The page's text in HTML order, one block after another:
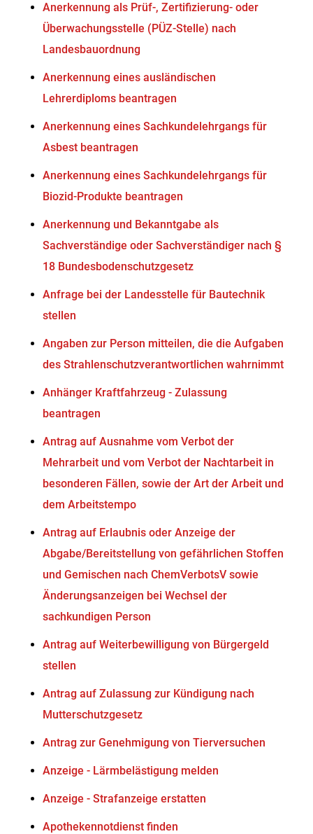
Anerkennung als Prüf-, Zertifizierung- oder
Überwachungsstelle (PÜZ-Stelle) nach
Landesbauordnung
Anerkennung eines ausländischen
Lehrerdiploms beantragen
Anerkennung eines Sachkundelehrgangs für
Asbest beantragen
Anerkennung eines Sachkundelehrgangs für
Biozid-Produkte beantragen
Anerkennung und Bekanntgabe als
Sachverständige oder Sachverständiger nach §
18 Bundesbodenschutzgesetz
Anfrage bei der Landesstelle für Bautechnik
stellen
Angaben zur Person mitteilen, die die Aufgaben
des Strahlenschutzverantwortlichen wahrnimmt
Anhänger Kraftfahrzeug - Zulassung
beantragen
Antrag auf Ausnahme vom Verbot der
Mehrarbeit und vom Verbot der Nachtarbeit in
besonderen Fällen, sowie der Art der Arbeit und
dem Arbeitstempo
Antrag auf Erlaubnis oder Anzeige der
Abgabe/Bereitstellung von gefährlichen Stoffen
und Gemischen nach ChemVerbotsV sowie
Änderungsanzeigen bei Wechsel der
sachkundigen Person
Antrag auf Weiterbewilligung von Bürgergeld
stellen
Antrag auf Zulassung zur Kündigung nach
Mutterschutzgesetz
Antrag zur Genehmigung von Tierversuchen
Anzeige - Lärmbelästigung melden
Anzeige - Strafanzeige erstatten
Apothekennotdienst finden